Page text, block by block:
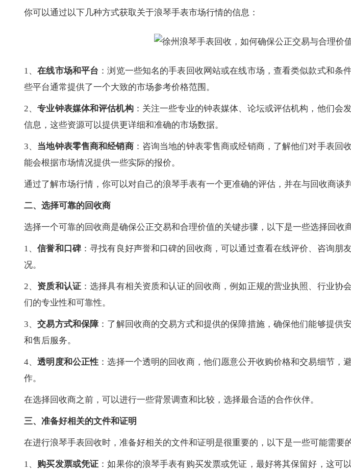
你可以通过以下几种方式获取关于浪琴手表市场行情的信息：
1、在线市场和平台 ：浏览一些知名的手表回收网站或在线市场，查看类似款式和条
些平台通常提供了一个大致的市场参考价格范围。
2、专业钟表媒体和评估机构：关注一些专业的钟表媒体、论坛或评估机构，他们会
信息，这些资源可以提供更详细和准确的市场数据。
3、 当地钟表零售商和经销商：咨询当地的钟表零售商或经销商，了解他们对手表回
能会根据市场情况提供一些实际的报价。
通过了解市场行情，你可以对自己的浪琴手表有一个更准确的评估，并在与回收商谈
二、选择可靠的回收商
选择一个可靠的回收商是确保公正交易和合理价值的关键步骤，以下是一些选择回收
1、信誉和口碑：寻找有良好声誉和口碑的回收商，可以通过查看在线评价、咨询朋
况。
2、 资质和认证：选择具有相关资质和认证的回收商，例如正规的营业执照、行业协
们的专业性和可靠性。
3、交易方式和保障 ：了解回收商的交易方式和提供的保障措施，确保他们能够提供
和售后服务。
4、透明度和公正性 ：选择一个透明的回收商，他们愿意公开收购价格和交易细节，
作。
在选择回收商之前，可以进行一些背景调查和比较，选择最合适的合作伙伴。
三、准备好相关的文件和证明
在进行浪琴手表回收时，准备好相关的文件和证明是很重要的，以下是一些可能需要
1、 购买发票或凭证 ：如果你的浪琴手表有购买发票或凭证，最好将其保留好，这可